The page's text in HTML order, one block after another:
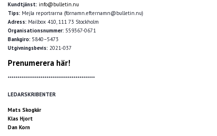
Kundtjänst: info@bulletin.nu
Tips: Mejla reportrarna (förnamn.efternamn@bulletin.nu)
Adress: Mailbox 410, 111 73 Stockholm
Organisationsnummer: 559367-0671
Bankgiro: 5840–5473
Utgivningsbevis: 2021-037
Prenumerera här!
*********************************************
LEDARSKRIBENTER
Mats Skogkär
Klas Hjort
Dan Korn